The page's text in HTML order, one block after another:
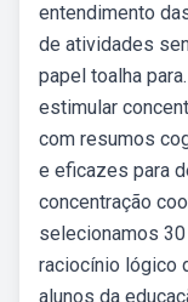
entendimento
de atividades
papel toalha
estimular
com resumos
e eficazes para
concentração
selecionamos
raciocínio lógico
alunos da